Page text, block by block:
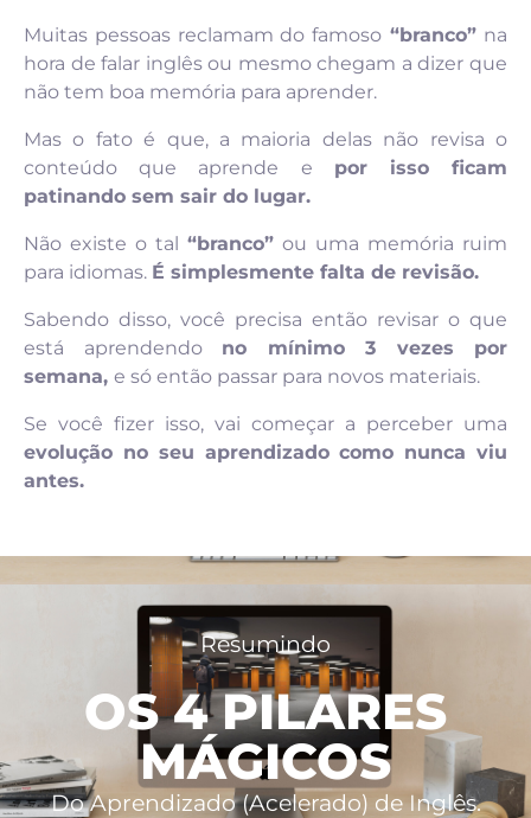
Muitas pessoas reclamam do famoso “branco” na
hora de falar inglês ou mesmo chegam a dizer que
não tem boa memória para aprender.
Mas o fato é que, a maioria delas não revisa o
conteúdo que aprende e por isso ficam
patinando sem sair do lugar.
Não existe o tal “branco” ou uma memória ruim
para idiomas. É simplesmente falta de revisão.
Sabendo disso, você precisa então revisar o que
está aprendendo no mínimo 3 vezes por
semana, e só então passar para novos materiais.
Se você fizer isso, vai começar a perceber uma
evolução no seu aprendizado como nunca viu
antes.
Resumindo
OS 4 PILARES
MÁGICOS
Do Aprendizado (Acelerado) de Inglês.